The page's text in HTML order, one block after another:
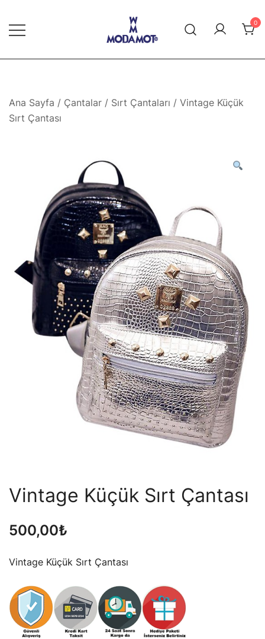
content
Modamot E-Ticaret
0
Ana Sayfa / Çantalar / Sırt Çantaları / Vintage Küçük
Sırt Çantası
Vintage Küçük Sırt Çantası
500,00₺
Vintage Küçük Sırt Çantası